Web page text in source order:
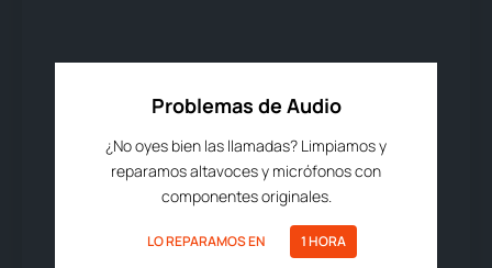
Problemas de Audio
¿No oyes bien las llamadas? Limpiamos y
reparamos altavoces y micrófonos con
componentes originales.
LO REPARAMOS EN 1 HORA